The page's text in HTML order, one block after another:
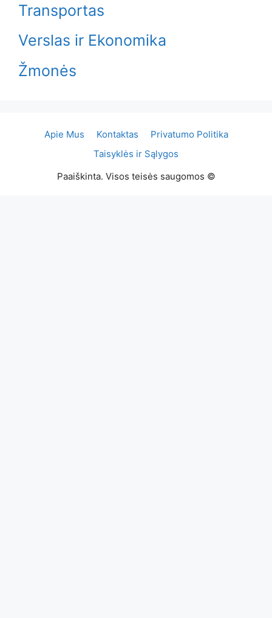
Transportas
Verslas ir Ekonomika
Žmonės
Apie Mus Kontaktas
Privatumo Politika
Taisyklės ir Sąlygos
Paaiškinta. Visos teisės saugomos ©